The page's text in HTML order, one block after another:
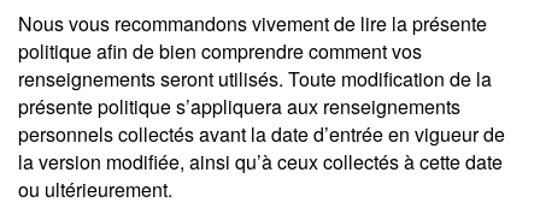
Nous vous recommandons vivement de lire la présente
politique afin de bien comprendre comment vos
renseignements seront utilisés. Toute modification de la
présente politique s’appliquera aux renseignements
personnels collectés avant la date d’entrée en vigueur de
la version modifiée, ainsi qu’à ceux collectés à cette date
ou ultérieurement.